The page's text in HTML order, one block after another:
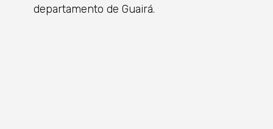
departamento de Guairá.